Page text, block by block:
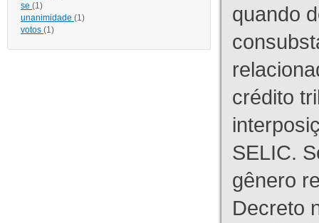
se (1)
unanimidade (1)
votos (1)
quando
crédito
SELIC.
gênero
Decreto